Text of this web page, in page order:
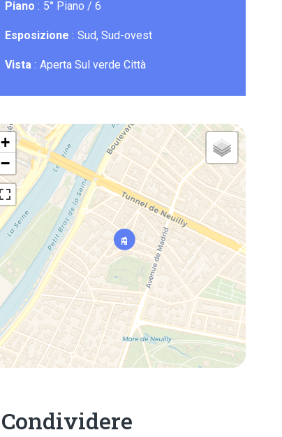
Piano 5° Piano / 6
Esposizione Sud, Sud-ovest
Vista Aperta Sul verde Città
+
−
Condividere